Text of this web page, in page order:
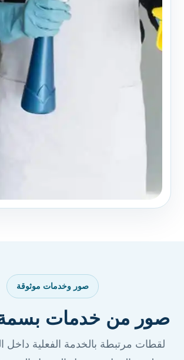
صور وخدمات موثوقة
صور من خدمات
لقطات مرتبطة بالخدمة الفعلية داخل